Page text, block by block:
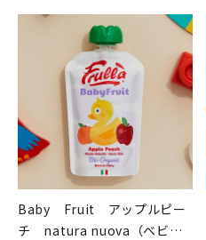
Baby Fruit アップルピー
チ natura nuova（ベビー